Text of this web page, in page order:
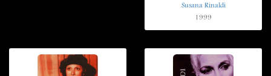
Susana Rinaldi
1999